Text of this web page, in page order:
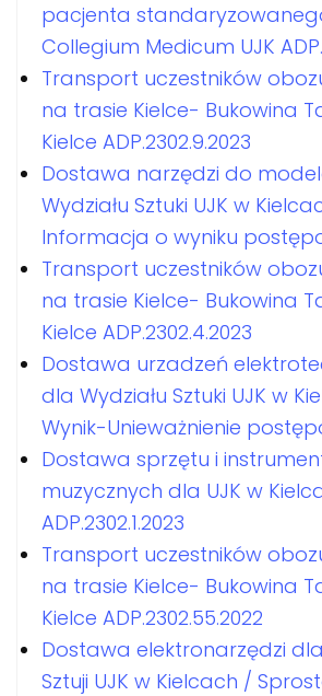
pacjenta
Collegium Medicum UJK
Transport uczestników
na trasie Kielce- Bukowina
Kielce ADP.2302.9.2023
Dostawa narzędzi do
Wydziału Sztuki UJK w
Informacja o wyniku
Transport uczestników
na trasie Kielce- Bukowina
Kielce ADP.2302.4.2023
Dostawa urzadzeń
dla Wydziału Sztuki UJK w
Wynik-Unieważnienie
Dostawa sprzętu i
muzycznych dla UJK w
ADP.2302.1.2023
Transport uczestników
na trasie Kielce- Bukowina
Kielce ADP.2302.55.2022
Dostawa elektronarzędzi dla
Sztuji UJK w Kielcach /